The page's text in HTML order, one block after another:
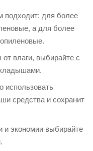
подходит: для более
а для более
влаги, выбирайте с
использовать
средства и сохранит
и экономии выбирайте